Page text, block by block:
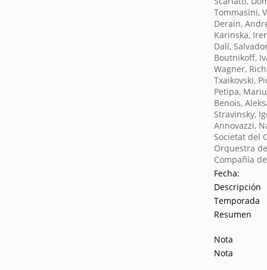
Tommasini,
Derain,
Karinska,
Dalí,
Boutnikoff,
Wagner,
Txaikovski,
Petipa,
Benois,
Stravinsky,
Annovazzi,
Societat del
Orquestra
Compañía
Fecha:
Descripción
Temporada
Resumen
Nota
Nota